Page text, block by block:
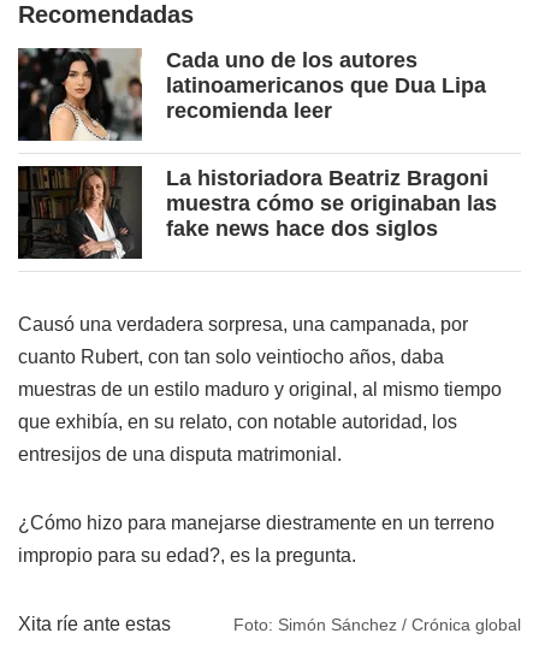
Recomendadas
Cada uno de los autores
latinoamericanos que Dua Lipa
recomienda leer
La historiadora Beatriz Bragoni
muestra cómo se originaban las
fake news hace dos siglos
Causó una verdadera sorpresa, una campanada, por
cuanto Rubert, con tan solo veintiocho años, daba
muestras de un estilo maduro y original, al mismo tiempo
que exhibía, en su relato, con notable autoridad, los
entresijos de una disputa matrimonial.
¿Cómo hizo para manejarse diestramente en un terreno
impropio para su edad?, es la pregunta.
Foto: Simón Sánchez / Crónica global
Xita ríe ante estas